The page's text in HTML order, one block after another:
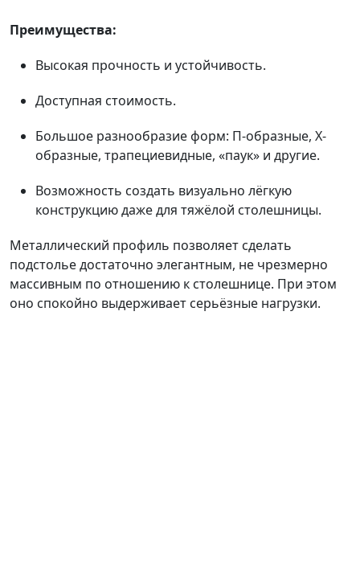
Преимущества:
Высокая прочность и устойчивость.
Доступная стоимость.
Большое разнообразие форм: П-образные, Х-
образные, трапециевидные, «паук» и другие.
Возможность создать визуально лёгкую
конструкцию даже для тяжёлой столешницы.
Металлический профиль позволяет сделать
подстолье достаточно элегантным, не чрезмерно
массивным по отношению к столешнице. При этом
оно спокойно выдерживает серьёзные нагрузки.